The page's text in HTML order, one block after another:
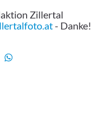
Zillertal
- Danke!